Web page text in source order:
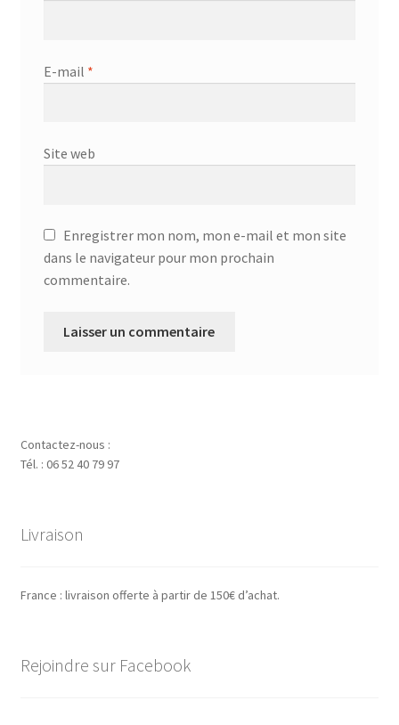
E-mail *
Site web
Enregistrer mon nom, mon e-mail et mon site
dans le navigateur pour mon prochain
commentaire.
Contactez-nous :
Tél. : 06 52 40 79 97
Livraison
France : livraison offerte à partir de 150€ d’achat.
Rejoindre sur Facebook